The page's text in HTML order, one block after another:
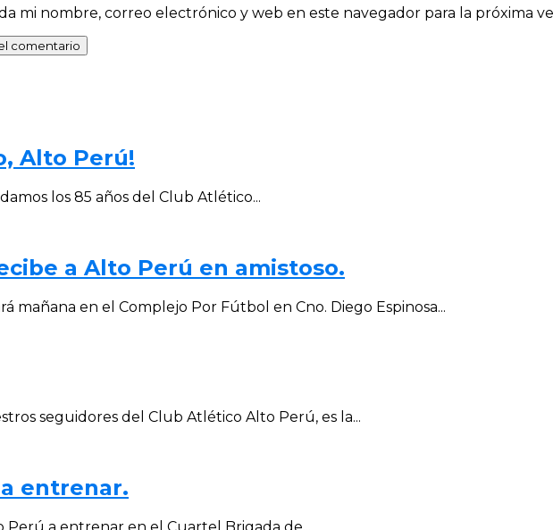
mi nombre, correo electrónico y web en este navegador para la próxima
Alto Perú!
los 85 años del Club Atlético...
a Alto Perú en amistoso.
mañana en el Complejo Por Fútbol en Cno. Diego Espinosa...
seguidores del Club Atlético Alto Perú, es la...
entrenar.
Perú a entrenar en el Cuartel Brigada de...